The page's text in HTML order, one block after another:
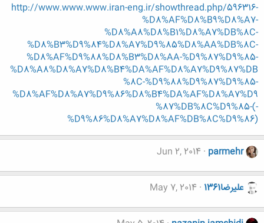
http://www.www.www.iran-eng.ir/showthread.php/596316-
%D8%AF%D8%B9%D8%A7-
%D8%A8%D8%B1%D8%A7%DB%8C-
%D8%B3%D9%84%D8%A7%D9%85%D8%AA%DB%8C-
%D8%AF%D9%88%D8%B3%D8%AA-%D9%87%D9%85-
%D8%A8%D8%A7%D8%B4%DA%AF%D8%A7%D9%87%DB
%8C-%D9%88%D9%87%D9%85-
%D8%AF%D8%A7%D9%86%D8%B4%DA%AF%D8%A7%D9
%87%DB%8C%D9%85-(-
%D9%86%D8%A7%D8%AF%DB%8C%D9%86)
parmehr
Jun 2, 2014
عليرضا1361 May 7, 2014